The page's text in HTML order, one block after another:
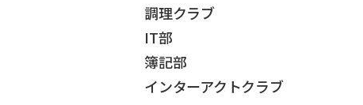
調理クラブ
IT部
簿記部
インターアクトクラブ